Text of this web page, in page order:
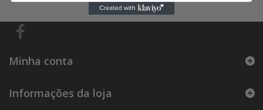
Minha conta
Informações da loja